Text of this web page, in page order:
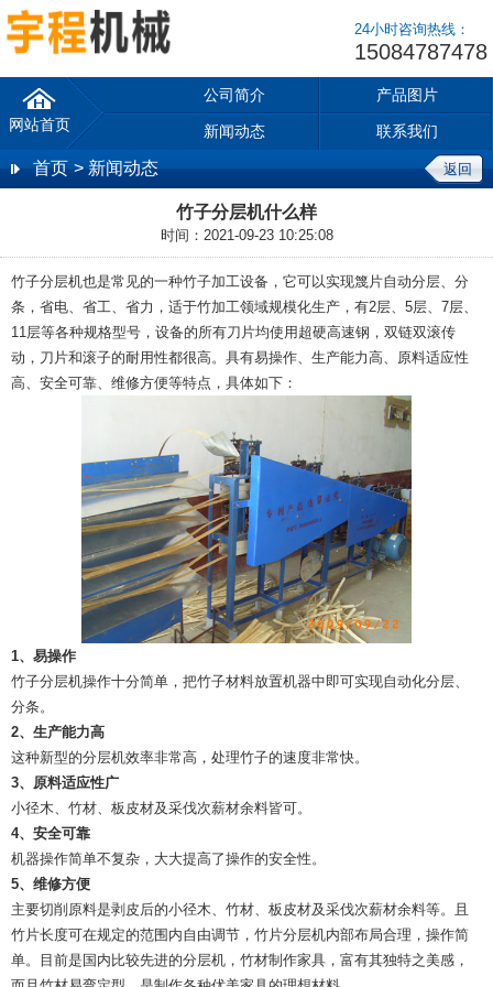
24小时咨询热线：
15084787478
网站首页
公司简介 产品图片
新闻动态 联系我们
首页 > 新闻动态 返回
竹子分层机什么样
时间：2021-09-23 10:25:08
竹子分层机也是常见的一种竹子加工设备，它可以实现篾片自动分层、分
条，省电、省工、省力，适于竹加工领域规模化生产，有2层、 5层、 7层、
11层等各种规格型号，设备的所有刀片均使用超硬高速钢，双链双滚传
动，刀片和滚子的耐用性都很高。具有易操作、生产能力高、原料适应性
高、安全可靠、维修方便等特点，具体如下：
1、易操作
竹子分层机操作十分简单，把竹子材料放置机器中即可实现自动化分层、
分条。
2、生产能力高
这种新型的分层机效率非常高，处理竹子的速度非常快。
3、原料适应性广
小径木、竹材、板皮材及采伐次薪材余料皆可。
4、安全可靠
机器操作简单不复杂，大大提高了操作的安全性。
5、维修方便
主要切削原料是剥皮后的小径木、竹材、板皮材及采伐次薪材余料等。且
竹片长度可在规定的范围内自由调节，竹片分层机内部布局合理，操作简
单。目前是国内比较先进的分层机，竹材制作家具，富有其独特之美感，